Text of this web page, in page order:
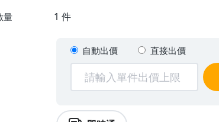
量 1 件
自動出價 直接出價